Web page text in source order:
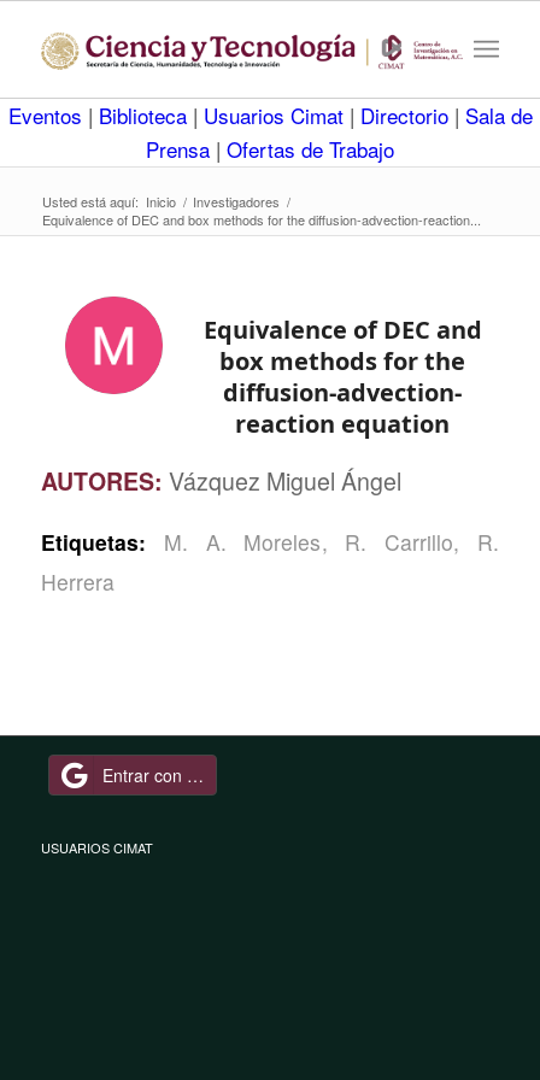
Eventos | Biblioteca | Usuarios Cimat | Directorio | Sala de
Prensa | Ofertas de Trabajo
Usted está aquí: Inicio / Investigadores /
Equivalence of DEC and box methods for the diffusion-advection-reaction...
Equivalence of DEC and
box methods for the
diffusion-advection-
reaction equation
AUTORES: Vázquez Miguel Ángel
Etiquetas: M. A. Moreles, R. Carrillo, R.
Herrera
Entrar con Google
USUARIOS CIMAT